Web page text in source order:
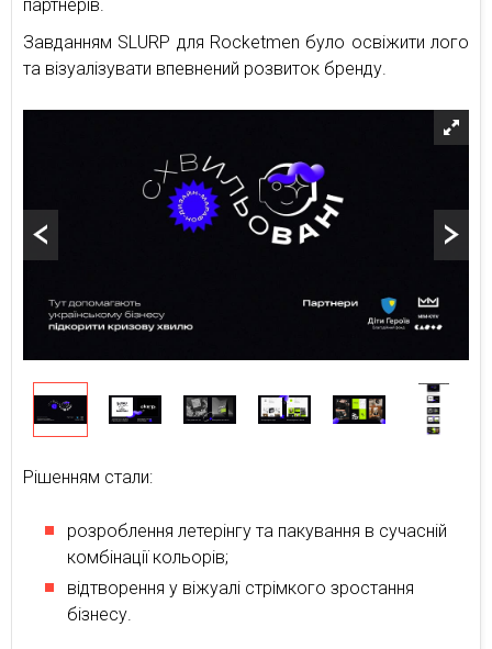
партнерів.
Завданням SLURP для Rocketmen було освіжити лого
та візуалізувати впевнений розвиток бренду.
Рішенням стали:
розроблення летерінгу та пакування в сучасній
комбінації кольорів;
відтворення у віжуалі стрімкого зростання
бізнесу.